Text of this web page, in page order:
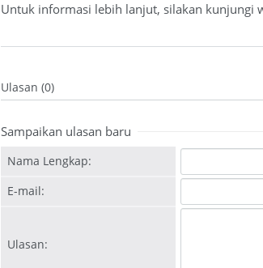
Untuk informasi lebih lanjut, silakan kunjungi
Ulasan (0)
Sampaikan ulasan baru
Nama Lengkap:
E-mail:
Ulasan: